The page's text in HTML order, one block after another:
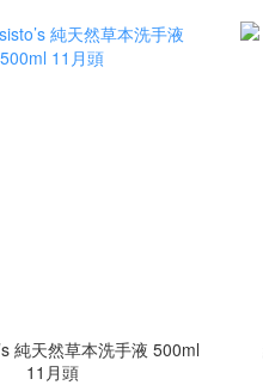
純天然草本洗手液 500ml
11月頭